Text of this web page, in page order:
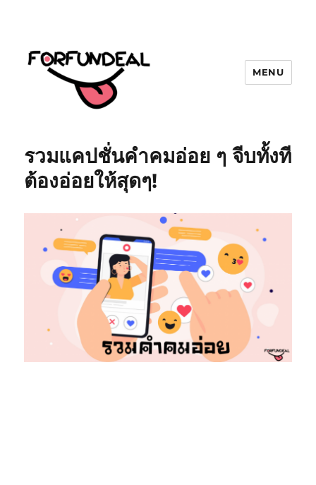
พังเพยสำนวนสุภาษิต, กลอน, มีมโดนๆ
2025 ฮาๆ
MENU
รวมแคปชั่นคำคมอ่อย ๆ จีบทั้งที
ต้องอ่อยให้สุดๆ!